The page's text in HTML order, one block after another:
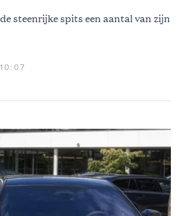
steenrijke spits een aantal van zijn